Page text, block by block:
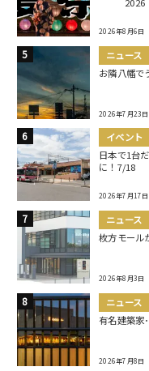
2026年8月6日
ニュース
お隣八幡で
2026年7月23日
イベント
日本で1台
に！7/18
2026年7月17日
ニュース
枚方モール
2026年8月3日
ニュース
有名建築家
2026年7月8日